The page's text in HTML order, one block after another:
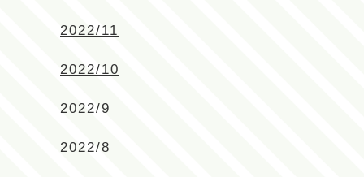
2022/11
2022/10
2022/9
2022/8